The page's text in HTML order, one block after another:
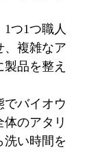
つ1つ職人
、複雑なア
品を整え
でバイオウ
体のアタリ
洗い時間を